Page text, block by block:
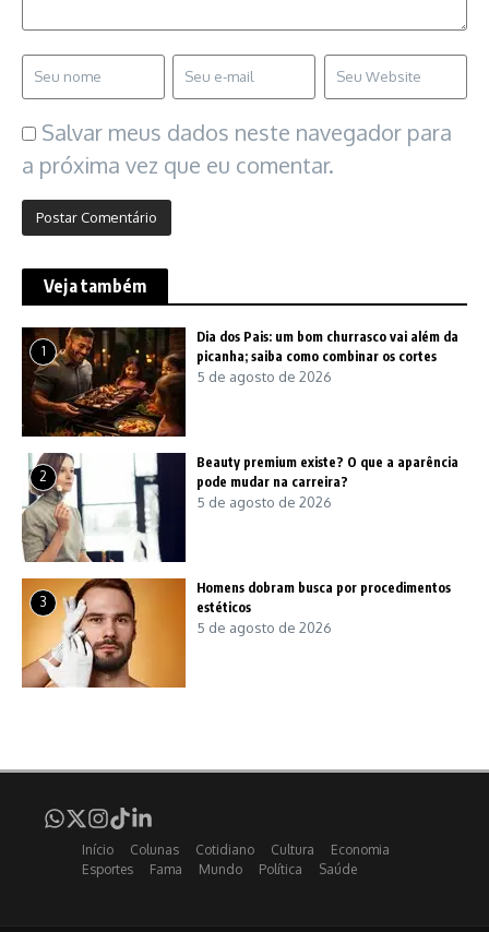
Salvar meus dados neste navegador para
a próxima vez que eu comentar.
Veja também
1
Dia dos Pais: um bom churrasco vai além da
picanha; saiba como combinar os cortes
5 de agosto de 2026
2
Beauty premium existe? O que a aparência
pode mudar na carreira?
5 de agosto de 2026
3
Homens dobram busca por procedimentos
estéticos
5 de agosto de 2026
Início Colunas Cotidiano Cultura
Economia
Esportes
Fama Mundo Política Saúde